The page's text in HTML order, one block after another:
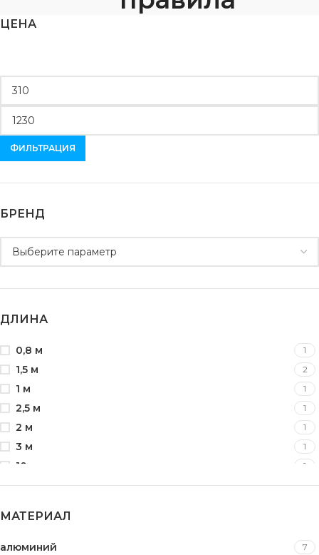
ЦЕНА
ФИЛЬТРАЦИЯ
БРЕНД
ДЛИНА
0,8 м 1
1,5 м 2
1 м 1
2,5 м 1
2 м 1
3 м 1
10 м 1
20 м 1
МАТЕРИАЛ
алюминий 7